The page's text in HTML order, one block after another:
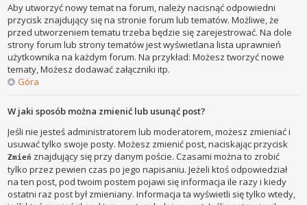
Aby utworzyć nowy temat na forum, należy nacisnąć odpowiedni
przycisk znajdujący się na stronie forum lub tematów. Możliwe, że
przed utworzeniem tematu trzeba będzie się zarejestrować. Na dole
strony forum lub strony tematów jest wyświetlana lista uprawnień
użytkownika na każdym forum. Na przykład: Możesz tworzyć nowe
tematy, Możesz dodawać załączniki itp.
Góra
W jaki sposób można zmienić lub usunąć post?
Jeśli nie jesteś administratorem lub moderatorem, możesz zmieniać i
usuwać tylko swoje posty. Możesz zmienić post, naciskając przycisk
Zmień znajdujący się przy danym poście. Czasami można to zrobić
tylko przez pewien czas po jego napisaniu. Jeżeli ktoś odpowiedział
na ten post, pod twoim postem pojawi się informacja ile razy i kiedy
ostatni raz post był zmieniany. Informacja ta wyświetli się tylko wtedy,